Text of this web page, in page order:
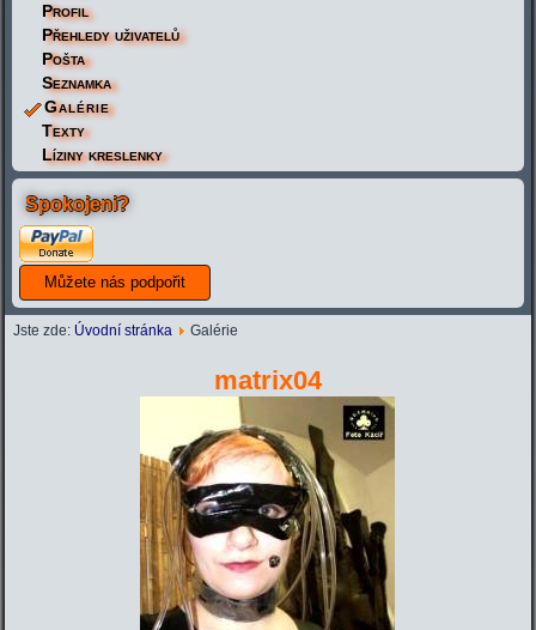
Profil
Přehledy uživatelů
Pošta
Seznamka
Galérie
Texty
Líziny kreslenky
Spokojeni?
Jste zde: Úvodní stránka Galérie
matrix04